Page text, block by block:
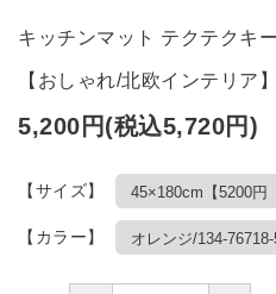
キッチンマット テクテクキ
【おしゃれ/北欧インテリア
5,200円(税込5,720円)
【サイズ】
【カラー】